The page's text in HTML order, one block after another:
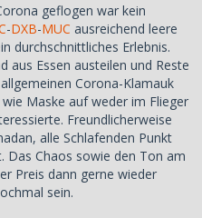
geflogen war kein
-DXB-MUC ausreichend leere
durchschnittliches Erlebnis.
aus Essen austeilen und Reste
Corona-Klamauk
Maske auf weder im Flieger
Freundlicherweise
alle Schlafenden Punkt
Das Chaos sowie den Ton am
Preis dann gerne wieder
sein.